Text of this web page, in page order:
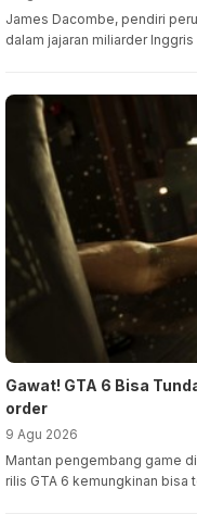
James Dacombe, pendiri
dalam jajaran miliarder Inggris
Gawat! GTA 6 Bisa
order
9 Agu 2026
Mantan pengembang game
rilis GTA 6 kemungkinan bisa